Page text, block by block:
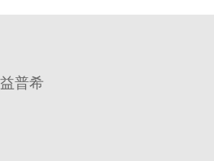
益普希